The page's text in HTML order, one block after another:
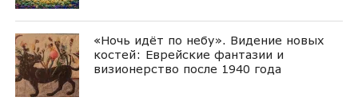
«Ночь идёт по небу». Видение новых
костей: Еврейские фантазии и
визионерство после 1940 года